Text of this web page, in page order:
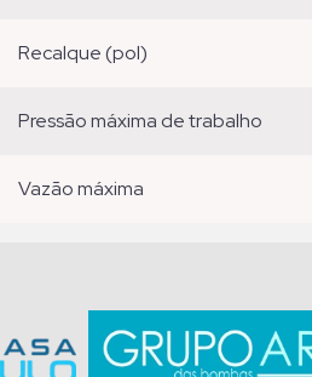
recalque (pol)
pressão máxima de trabalho
vazão máxima